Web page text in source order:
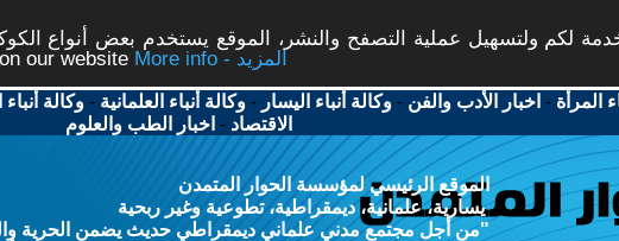
لكم ولتسهيل عملية التصفح والنشر، الموقع يستخدم بعض أنواع
our website
More info - المزيد
المرأة - اخبار الأدب والفن -وكالة أنباء اليسار -وكالة أنباء العلمانية -وكالة
الاقتصاد - اخبار الطب والعلوم
الموقع الرئيسي لمؤسسة الحوار المتمدن
يسارية، علمانية، ديمقراطية، تطوعية وغير ربحية
"من أجل مجتمع مدني علماني ديمقراطي حديث يضمن الحرية